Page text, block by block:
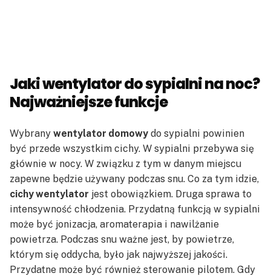
Jaki wentylator do sypialni na noc?
Najważniejsze funkcje
Wybrany wentylator domowy do sypialni powinien
być przede wszystkim cichy. W sypialni przebywa się
głównie w nocy. W związku z tym w danym miejscu
zapewne będzie używany podczas snu. Co za tym idzie,
cichy wentylator jest obowiązkiem. Druga sprawa to
intensywność chłodzenia. Przydatną funkcją w sypialni
może być jonizacja, aromaterapia i nawilżanie
powietrza. Podczas snu ważne jest, by powietrze,
którym się oddycha, było jak najwyższej jakości.
Przydatne może być również sterowanie pilotem. Gdy